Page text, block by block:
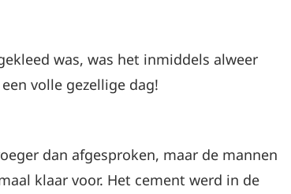
was, was het inmiddels alweer
volle gezellige dag!
dan afgesproken, maar de mannen
klaar voor. Het cement werd in de